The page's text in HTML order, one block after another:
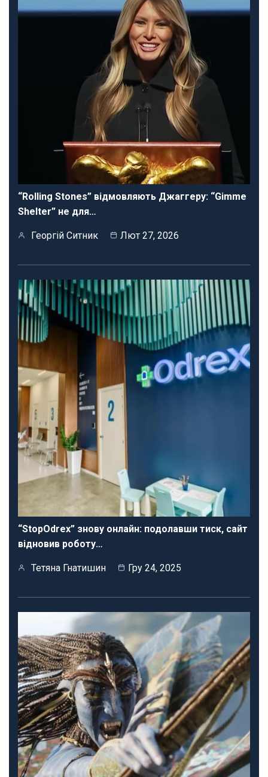
“Rolling Stones” відмовляють Джаггеру: “Gimme
Shelter” не для…
Георгій Ситник Лют 27, 2026
“StopOdrex” знову онлайн: подолавши тиск, сайт
відновив роботу…
Тетяна Гнатишин Гру 24, 2025